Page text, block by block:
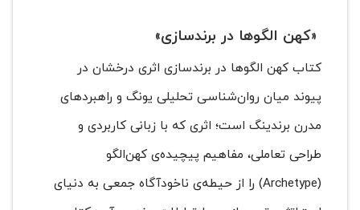
«کهن الگوها در برندسازی»
کتاب کهن الگوها در برندسازی اثری درخشان در
پیوند میان روان‌شناسی تحلیلی یونگ و راهبردهای
مدرن برندینگ است؛ اثری که با زبانی کاربردی و
طراحی تعاملی، مفاهیم پیچیده‌ی کهن‌الگو
(Archetype) را از حیطه‌ی ناخودآگاه جمعی به دنیای